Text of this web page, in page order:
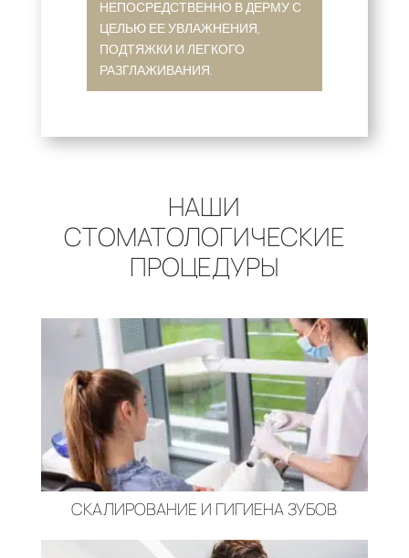
НЕПОСРЕДСТВЕННО В ДЕРМУ С
ЦЕЛЬЮ ЕЕ УВЛАЖНЕНИЯ,
ПОДТЯЖКИ И ЛЕГКОГО
РАЗГЛАЖИВАНИЯ.
НАШИ
СТОМАТОЛОГИЧЕСКИЕ
ПРОЦЕДУРЫ
СКАЛИРОВАНИЕ И ГИГИЕНА ЗУБОВ